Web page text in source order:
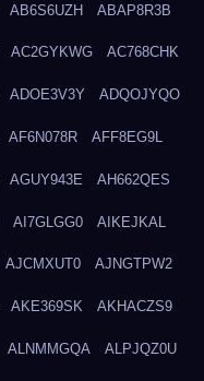
AB6S6UZH ABAP8R3B
AC2GYKWG AC768CHK
ADOE3V3Y ADQOJYQO
AF6N078R AFF8EG9L
AGUY943E AH662QES
AI7GLGG0 AIKEJKAL
AJCMXUT0 AJNGTPW2
AKE369SK AKHACZS9
ALNMMGQA ALPJQZ0U